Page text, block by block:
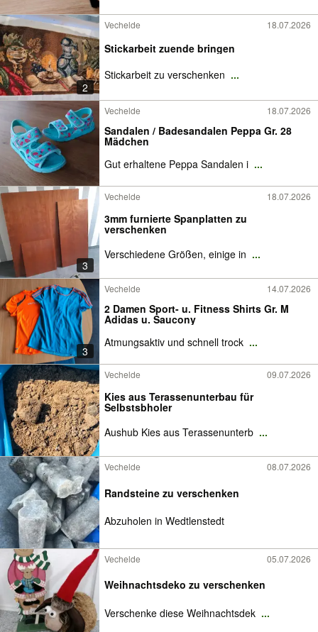
2
Vechelde 18.07.2026
Stickarbeit zuende bringen
Stickarbeit zu verschenken ...
Vechelde 18.07.2026
Sandalen / Badesandalen Peppa Gr. 28
Mädchen
Gut erhaltene Peppa Sandalen i ...
3
Vechelde 18.07.2026
3mm furnierte Spanplatten zu
verschenken
Verschiedene Größen, einige in ...
3
Vechelde 14.07.2026
2 Damen Sport- u. Fitness Shirts Gr. M
Adidas u. Saucony
Atmungsaktiv und schnell trock ...
Vechelde 09.07.2026
Kies aus Terassenunterbau für
Selbstsbholer
Aushub Kies aus Terassenunterb ...
Vechelde 08.07.2026
Randsteine zu verschenken
Abzuholen in Wedtlenstedt
Vechelde 05.07.2026
Weihnachtsdeko zu verschenken
Verschenke diese Weihnachtsdek ...